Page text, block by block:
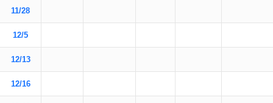
11/28
12/5
12/13
12/16